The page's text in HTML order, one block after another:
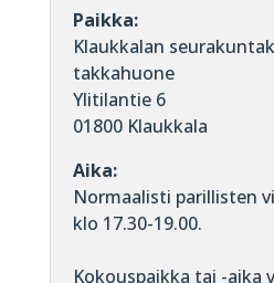
Paikka:
Klaukkalan
takkahuone
Ylitilantie 6
01800 Klaukkala
Aika:
Normaalisti parillisten
klo 17.30-19.00.
Kokouspaikka tai -aika